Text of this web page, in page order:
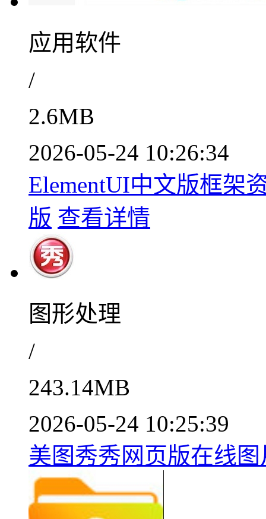
应用软件
/
2.6MB
2026-05-24 10:26:34
ElementUI中文版框架
版 查看详情
图形处理
/
243.14MB
2026-05-24 10:25:39
美图秀秀网页版在线